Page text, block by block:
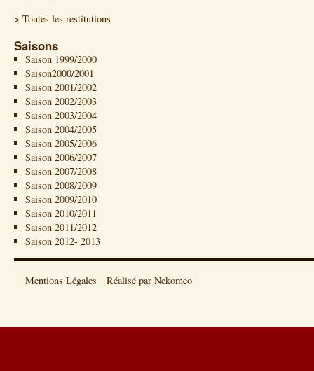
> Toutes les restitutions
Saisons
Saison 1999/2000
Saison2000/2001
Saison 2001/2002
Saison 2002/2003
Saison 2003/2004
Saison 2004/2005
Saison 2005/2006
Saison 2006/2007
Saison 2007/2008
Saison 2008/2009
Saison 2009/2010
Saison 2010/2011
Saison 2011/2012
Saison 2012- 2013
Mentions Légales Réalisé par Nekomeo